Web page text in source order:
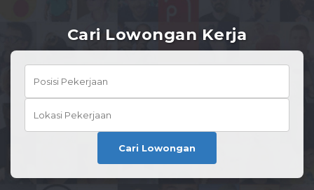
Cari Lowongan Kerja
Cari Lowongan